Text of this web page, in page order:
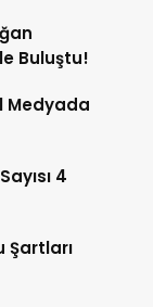
Buluştu!
Medyada
4
Şartları